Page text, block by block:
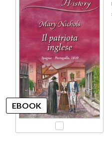
Calendario